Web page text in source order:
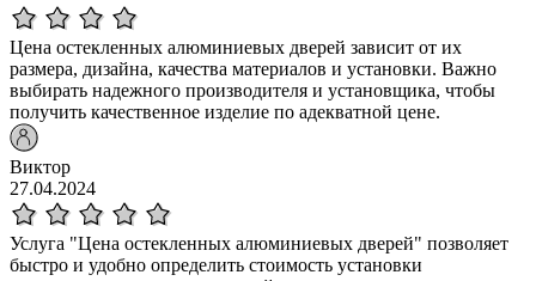
Цена остекленных алюминиевых дверей зависит от их
размера, дизайна, качества материалов и установки. Важно
выбирать надежного производителя и установщика, чтобы
получить качественное изделие по адекватной цене.
Виктор
27.04.2024
Услуга "Цена остекленных алюминиевых дверей" позволяет
быстро и удобно определить стоимость установки